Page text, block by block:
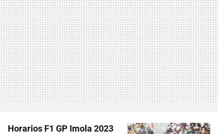
Horarios F1 GP Imola 2023